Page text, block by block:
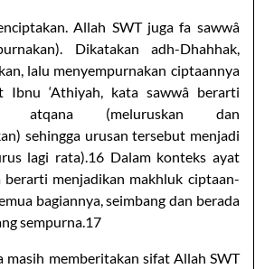
Allah SWT juga fa sawwâ
Dikatakan adh-Dhahhak,
lalu menyempurnakan ciptaannya
Ibnu ‘Athiyah, kata sawwâ berarti
atqana (meluruskan dan
sehingga urusan tersebut menjadi
lagi rata).16 Dalam konteks ayat
berarti menjadikan makhluk ciptaan-
bagiannya, seimbang dan berada
sempurna.17
masih memberitakan sifat Allah SWT